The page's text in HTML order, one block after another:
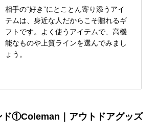
相手の“好き”にとことん寄り添うアイ
テムは、身近な人だからこそ贈れるギ
フトです。よく使うアイテムで、高機
能なものや上質ラインを選んでみまし
ょう。
ド①Coleman｜アウトドアグッズ